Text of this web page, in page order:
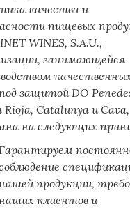
качества и
пищевых
WINES, S.A.U.,
занимающейся
защитой DO
Rioja, Catalunya и Cava,
на следующих
продукции,
клиентов и